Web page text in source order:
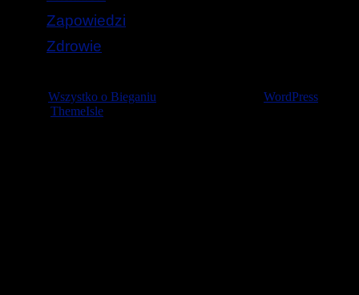
Zapowiedzi
Zdrowie
Wszystko o Bieganiu
WordPress
ThemeIsle